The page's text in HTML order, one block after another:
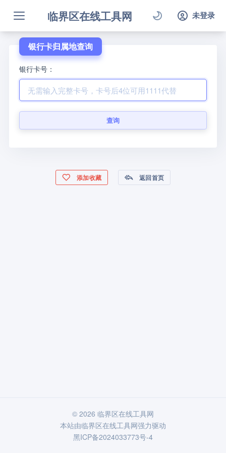
临界区在线工具网 未登录
银行卡归属地查询
银行卡号：
查询
添加收藏 返回首页
© 2026 临界区在线工具网
本站由临界区在线工具网强力驱动
黑ICP备2024033773号-4